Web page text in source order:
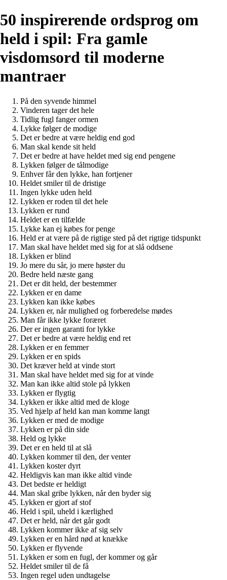
50 inspirerende ordsprog om
held i spil: Fra gamle
visdomsord til moderne
mantraer
På den syvende himmel
Vinderen tager det hele
Tidlig fugl fanger ormen
Lykke følger de modige
Det er bedre at være heldig end god
Man skal kende sit held
Det er bedre at have heldet med sig end pengene
Lykken følger de tålmodige
Enhver får den lykke, han fortjener
Heldet smiler til de dristige
Ingen lykke uden held
Lykken er roden til det hele
Lykken er rund
Heldet er en tilfælde
Lykke kan ej købes for penge
Held er at være på de rigtige sted på det rigtige tidspunkt
Man skal have heldet med sig for at slå oddsene
Lykken er blind
Jo mere du sår, jo mere høster du
Bedre held næste gang
Det er dit held, der bestemmer
Lykken er en dame
Lykken kan ikke købes
Lykken er, når mulighed og forberedelse mødes
Man får ikke lykke foræret
Der er ingen garanti for lykke
Det er bedre at være heldig end ret
Lykken er en femmer
Lykken er en spids
Det kræver held at vinde stort
Man skal have heldet med sig for at vinde
Man kan ikke altid stole på lykken
Lykken er flygtig
Lykken er ikke altid med de kloge
Ved hjælp af held kan man komme langt
Lykken er med de modige
Lykken er på din side
Held og lykke
Det er en held til at slå
Lykken kommer til den, der venter
Lykken koster dyrt
Heldigvis kan man ikke altid vinde
Det bedste er heldigt
Man skal gribe lykken, når den byder sig
Lykken er gjort af stof
Held i spil, uheld i kærlighed
Det er held, når det går godt
Lykken kommer ikke af sig selv
Lykken er en hård nød at knække
Lykken er flyvende
Lykken er som en fugl, der kommer og går
Heldet smiler til de få
Ingen regel uden undtagelse